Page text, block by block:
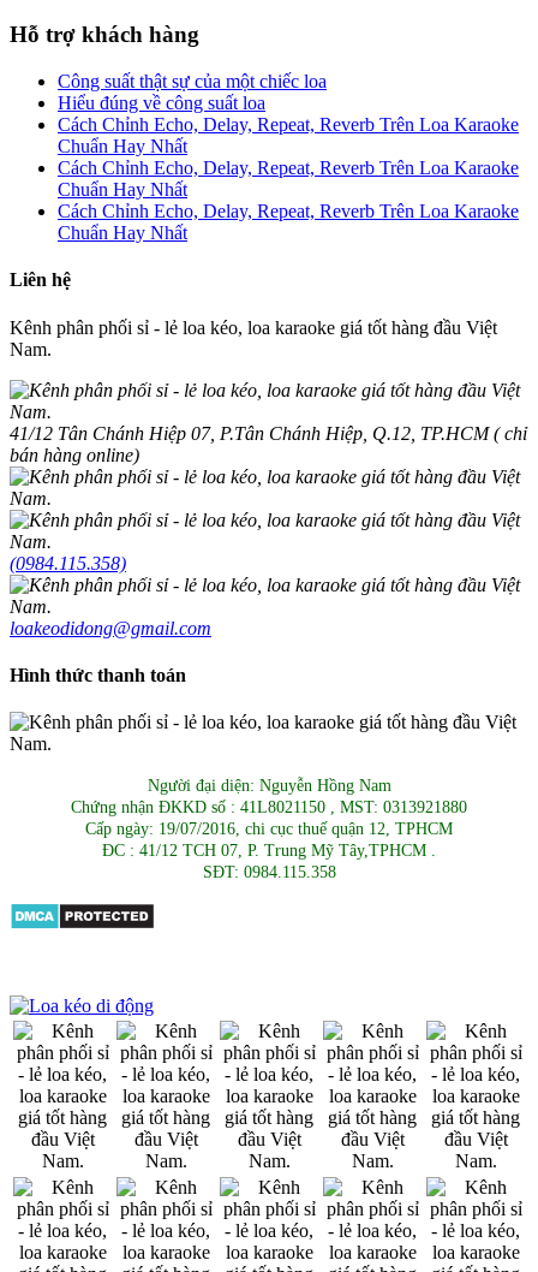
Hỗ trợ khách hàng
Công suất thật sự của một chiếc loa
Hiểu đúng về công suất loa
Cách Chỉnh Echo, Delay, Repeat, Reverb Trên Loa Karaoke
Chuẩn Hay Nhất
Cách Chỉnh Echo, Delay, Repeat, Reverb Trên Loa Karaoke
Chuẩn Hay Nhất
Cách Chỉnh Echo, Delay, Repeat, Reverb Trên Loa Karaoke
Chuẩn Hay Nhất
Liên hệ
Kênh phân phối sỉ - lẻ loa kéo, loa karaoke giá tốt hàng đầu Việt
Nam.
41/12 Tân Chánh Hiệp 07, P.Tân Chánh Hiệp, Q.12, TP.HCM ( chỉ
bán hàng online)
(0984.115.358)
loakeodidong@gmail.com
Hình thức thanh toán
Người đại diện: Nguyễn Hồng Nam
Chứng nhận ĐKKD số : 41L8021150 , MST: 0313921880
Cấp ngày: 19/07/2016, chi cục thuế quận 12, TPHCM
ĐC : 41/12 TCH 07, P. Trung Mỹ Tây,TPHCM .
SĐT: 0984.115.358